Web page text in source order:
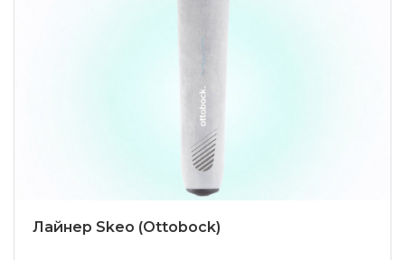
Лайнер Skeo (Ottobock)